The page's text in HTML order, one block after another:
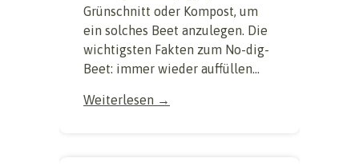
Grünschnitt oder Kompost, um
ein solches Beet anzulegen. Die
wichtigsten Fakten zum No-dig-
Beet: immer wieder auffüllen...
Weiterlesen →